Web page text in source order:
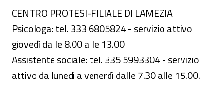
CENTRO PROTESI-FILIALE DI LAMEZIA
Psicologa: tel. 333 6805824 - servizio attivo
giovedì dalle 8.00 alle 13.00
Assistente sociale: tel. 335 5993304 - servizio
attivo da lunedì a venerdì dalle 7.30 alle 15.00.